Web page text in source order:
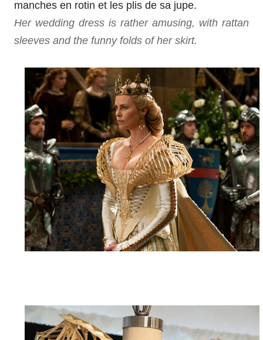
manches en rotin et les plis de sa jupe.
Her wedding dress is rather amusing, with rattan
sleeves and the funny folds of her skirt.